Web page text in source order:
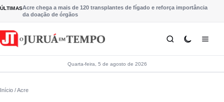
Pular para o conteúdo
ÚLTIMASAcre chega a mais de 120 transplantes de fígado e reforça importância
da doação de órgãos
Quarta-feira, 5 de agosto de 2026
Início / Acre